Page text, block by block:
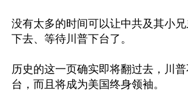
没有太多的时间可以让中共及其小
下去、等待川普下台了。
历史的这一页确实即将翻过去，川
台，而且将成为美国终身领袖。